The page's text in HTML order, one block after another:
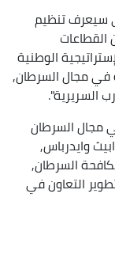
تنظيم
الوطنية
في مجال السرطان,
مجال السرطان
وايدرباس,
السرطان,
التعاون في